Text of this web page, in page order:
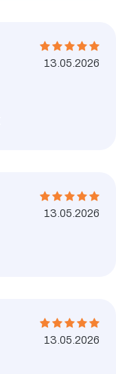
13.05.2026
13.05.2026
13.05.2026